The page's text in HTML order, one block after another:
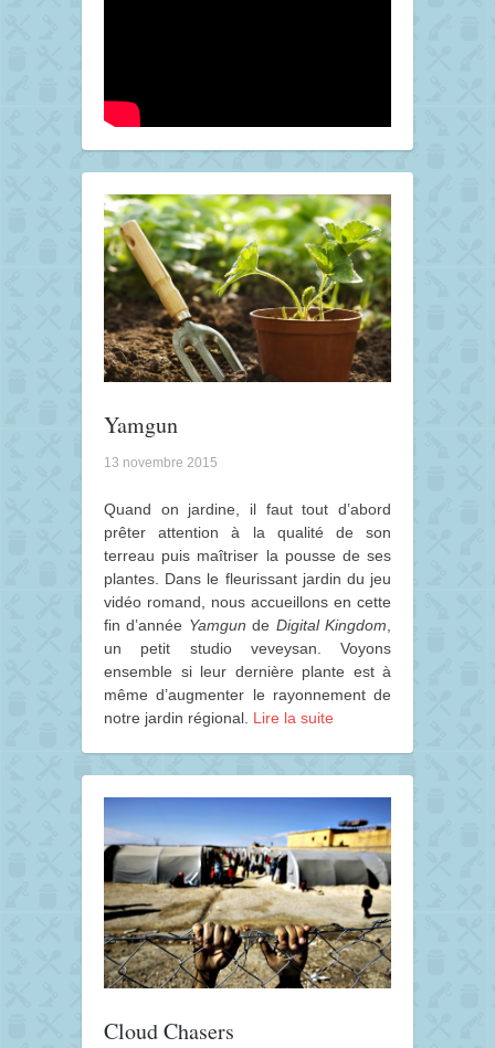
Yamgun
13 novembre 2015
Quand on jardine, il faut tout d’abord
prêter attention à la qualité de son
terreau puis maîtriser la pousse de ses
plantes. Dans le fleurissant jardin du jeu
vidéo romand, nous accueillons en cette
fin d’année Yamgun de Digital Kingdom,
un petit studio veveysan. Voyons
ensemble si leur dernière plante est à
même d’augmenter le rayonnement de
notre jardin régional. Lire la suite
Cloud Chasers